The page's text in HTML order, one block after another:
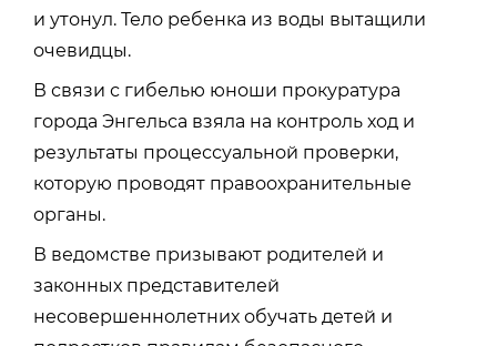
и утонул. Тело ребенка из воды вытащили
очевидцы.
В связи с гибелью юноши прокуратура
города Энгельса взяла на контроль ход и
результаты процессуальной проверки,
которую проводят правоохранительные
органы.
В ведомстве призывают родителей и
законных представителей
несовершеннолетних обучать детей и